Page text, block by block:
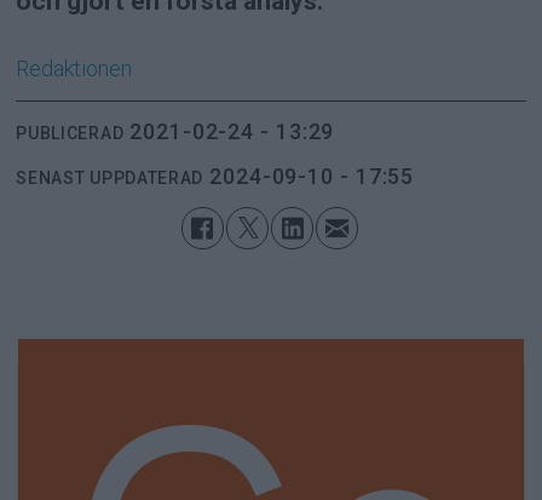
Redaktionen
PUBLICERAD 2021-02-24 - 13:29
SENAST UPPDATERAD 2024-09-10 - 17:55